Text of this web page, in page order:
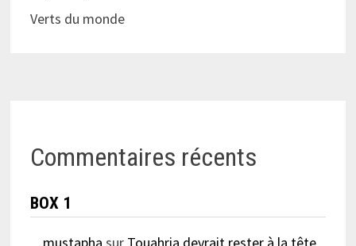
Verts du monde
Commentaires récents
BOX 1